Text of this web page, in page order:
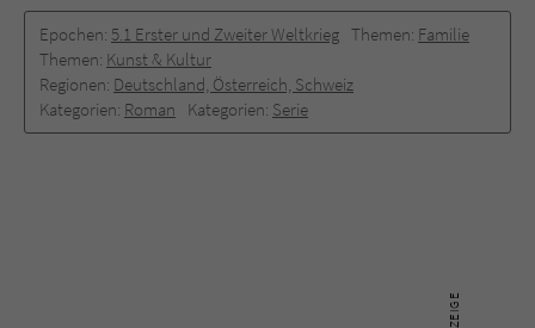
Epochen: 5.1 Erster und Zweiter Weltkrieg Themen: Familie
Themen: Kunst & Kultur
Regionen: Deutschland, Österreich, Schweiz
Kategorien: Roman Kategorien: Serie